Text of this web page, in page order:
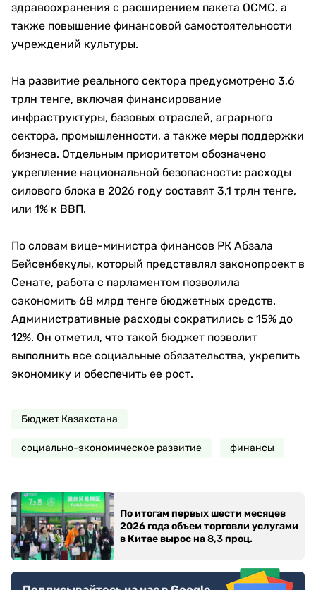
здравоохранения с расширением пакета ОСМС, а
также повышение финансовой самостоятельности
учреждений культуры.
На развитие реального сектора предусмотрено 3,6
трлн тенге, включая финансирование
инфраструктуры, базовых отраслей, аграрного
сектора, промышленности, а также меры поддержки
бизнеса. Отдельным приоритетом обозначено
укрепление национальной безопасности: расходы
силового блока в 2026 году составят 3,1 трлн тенге,
или 1% к ВВП.
По словам вице-министра финансов РК Абзала
Бейсенбекұлы, который представлял законопроект в
Сенате, работа с парламентом позволила
сэкономить 68 млрд тенге бюджетных средств.
Административные расходы сократились с 15% до
12%. Он отметил, что такой бюджет позволит
выполнить все социальные обязательства, укрепить
экономику и обеспечить ее рост.
Бюджет Казахстана
социально-экономическое развитие финансы
По итогам первых шести месяцев
2026 года объем торговли услугами
в Китае вырос на 8,3 проц.